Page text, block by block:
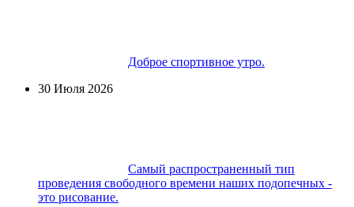
Доброе спортивное утро.
30 Июля 2026
Самый распространенный тип
проведения свободного времени наших подопечных -
это рисование.